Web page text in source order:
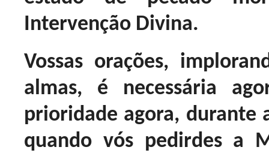
Intervenção Divina.
Vossas orações,
almas, é necessária
prioridade agora, durante
quando vós pedirdes a